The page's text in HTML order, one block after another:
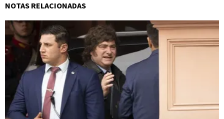
NOTAS RELACIONADAS